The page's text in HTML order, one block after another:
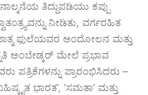
ತಿದ್ದುಪಡಿಯು ಕಪ್ಪು
ನೀಡಿತು, ವರ್ಗರಹಿತ
ಫುಲೆಯವರ ಆಂದೋಲನ ಮತ್ತು
ಮೇಲೆ ಪ್ರಭಾವ
ಪತ್ರಿಕೆಗಳನ್ನು ಪ್ರಾರಂಭಿಸಿದರು –
ಭಾರತ’, ‘ಸಮತಾ’ ಮತ್ತು